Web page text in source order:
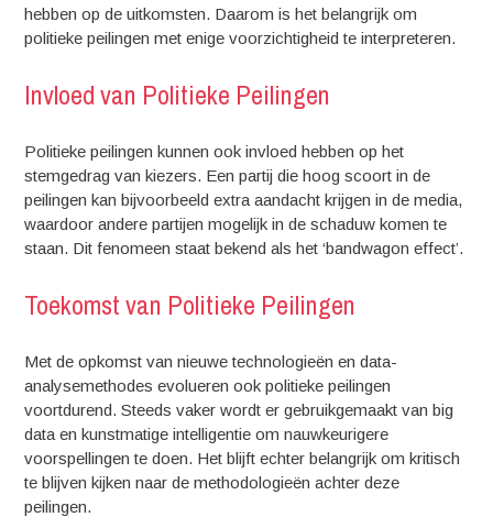
hebben op de uitkomsten. Daarom is het belangrijk om
politieke peilingen met enige voorzichtigheid te interpreteren.
Invloed van Politieke Peilingen
Politieke peilingen kunnen ook invloed hebben op het
stemgedrag van kiezers. Een partij die hoog scoort in de
peilingen kan bijvoorbeeld extra aandacht krijgen in de media,
waardoor andere partijen mogelijk in de schaduw komen te
staan. Dit fenomeen staat bekend als het ‘bandwagon effect’.
Toekomst van Politieke Peilingen
Met de opkomst van nieuwe technologieën en data-
analysemethodes evolueren ook politieke peilingen
voortdurend. Steeds vaker wordt er gebruikgemaakt van big
data en kunstmatige intelligentie om nauwkeurigere
voorspellingen te doen. Het blijft echter belangrijk om kritisch
te blijven kijken naar de methodologieën achter deze
peilingen.